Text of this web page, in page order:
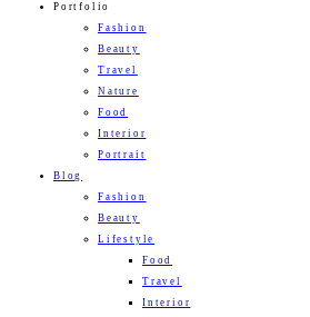
Portfolio
Fashion
Beauty
Travel
Nature
Food
Interior
Portrait
Blog
Fashion
Beauty
Lifestyle
Food
Travel
Interior